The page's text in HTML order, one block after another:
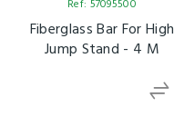
Ref: 57095500
Fiberglass Bar For High
Jump Stand - 4 M